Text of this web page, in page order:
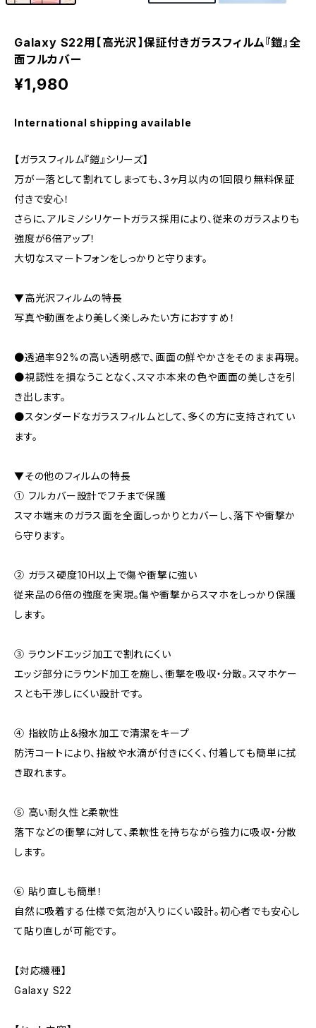
Galaxy S22用【高光沢】保証付きガラスフィルム『鎧』全
面フルカバー
¥1,980
International shipping available
【ガラスフィルム『鎧』シリーズ】
万が一落として割れてしまっても、3ヶ月以内の1回限り無料保証
付きで安心！
さらに、アルミノシリケートガラス採用により、従来のガラスよりも
強度が6倍アップ！
大切なスマートフォンをしっかりと守ります。
▼高光沢フィルムの特長
写真や動画をより美しく楽しみたい方におすすめ！
●透過率92%の高い透明感で、画面の鮮やかさをそのまま再現。
●視認性を損なうことなく、スマホ本来の色や画面の美しさを引
き出します。
●スタンダードなガラスフィルムとして、多くの方に支持されてい
ます。
▼その他のフィルムの特長
① フルカバー設計でフチまで保護
スマホ端末のガラス面を全面しっかりとカバーし、落下や衝撃か
ら守ります。
② ガラス硬度10H以上で傷や衝撃に強い
従来品の6倍の強度を実現。傷や衝撃からスマホをしっかり保護
します。
③ ラウンドエッジ加工で割れにくい
エッジ部分にラウンド加工を施し、衝撃を吸収・分散。スマホケー
スとも干渉しにくい設計です。
④ 指紋防止＆撥水加工で清潔をキープ
防汚コートにより、指紋や水滴が付きにくく、付着しても簡単に拭
き取れます。
⑤ 高い耐久性と柔軟性
落下などの衝撃に対して、柔軟性を持ちながら強力に吸収・分散
します。
⑥ 貼り直しも簡単！
自然に吸着する仕様で気泡が入りにくい設計。初心者でも安心し
て貼り直しが可能です。
【対応機種】
Galaxy S22